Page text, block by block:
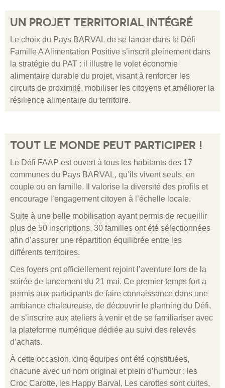
UN PROJET TERRITORIAL INTÉGRÉ
Le choix du Pays BARVAL de se lancer dans le Défi
Famille A Alimentation Positive s’inscrit pleinement dans
la stratégie du PAT : il illustre le volet économie
alimentaire durable du projet, visant à renforcer les
circuits de proximité, mobiliser les citoyens et améliorer la
résilience alimentaire du territoire.
TOUT LE MONDE PEUT PARTICIPER !
Le Défi FAAP est ouvert à tous les habitants des 17
communes du Pays BARVAL, qu’ils vivent seuls, en
couple ou en famille. Il valorise la diversité des profils et
encourage l’engagement citoyen à l’échelle locale.
Suite à une belle mobilisation ayant permis de recueillir
plus de 50 inscriptions, 30 familles ont été sélectionnées
afin d’assurer une répartition équilibrée entre les
différents territoires.
Ces foyers ont officiellement rejoint l’aventure lors de la
soirée de lancement du 21 mai. Ce premier temps fort a
permis aux participants de faire connaissance dans une
ambiance chaleureuse, de découvrir le planning du Défi,
de s’inscrire aux ateliers à venir et de se familiariser avec
la plateforme numérique dédiée au suivi des relevés
d’achats.
À cette occasion, cinq équipes ont été constituées,
chacune avec un nom original et plein d’humour : les
Croc Carotte, les Happy Barval, Les carottes sont cuites,